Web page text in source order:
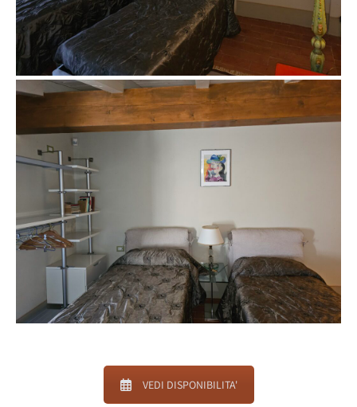
VEDI DISPONIBILITA'